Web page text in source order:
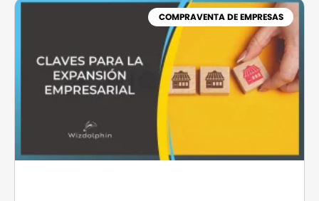
COMPRAVENTA DE EMPRESAS